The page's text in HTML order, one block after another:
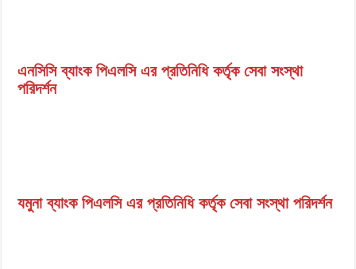
এনসিসি ব্যাংক পিএলসি এর প্রতিনিধি কর্তৃক সেবা সংস্থা
পরিদর্শন
যমুনা ব্যাংক পিএলসি এর প্রতিনিধি কর্তৃক সেবা সংস্থা পরিদর্শন